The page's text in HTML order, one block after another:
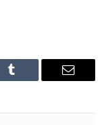
Tumblr Email